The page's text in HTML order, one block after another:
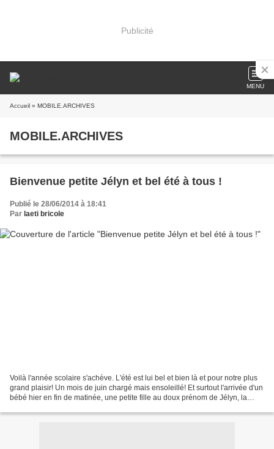
Publicité
MENU
Accueil » MOBILE.ARCHIVES
MOBILE.ARCHIVES
Bienvenue petite Jélyn et bel été à tous !
Publié le 28/06/2014 à 18:41
Par laeti bricole
Voilà l'année scolaire s'achève. L'été est lui bel et bien là et pour notre plus
grand plaisir! Un mois de juin chargé mais ensoleillé! Et surtout l'arrivée d'un
bébé hier en fin de matinée, une petite fille au doux prénom de Jélyn, la